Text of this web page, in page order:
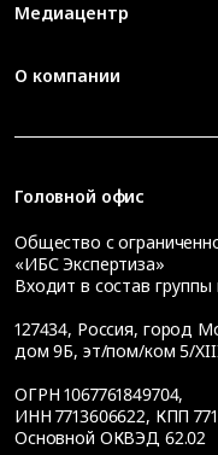
Медиацентр
О компании
Головной офис
Общество с
«ИБС Экспертиза»
Входит в состав группы
127434, Россия, город
дом 9Б, эт/пом/ком 5/
ОГРН 1067761849704,
ИНН 7713606622, КПП
Основной ОКВЭД 62.02